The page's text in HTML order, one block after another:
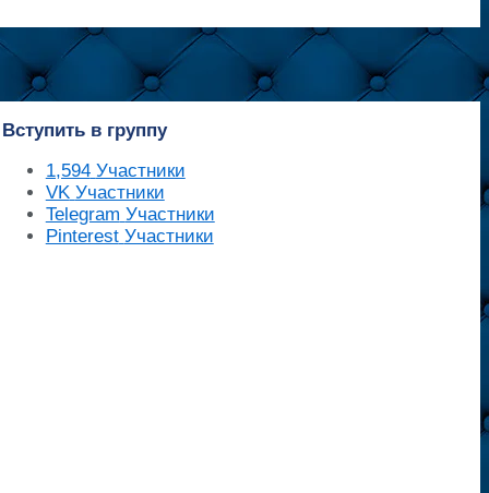
Вступить в группу
1,594 Участники
VK Участники
Telegram Участники
Pinterest Участники